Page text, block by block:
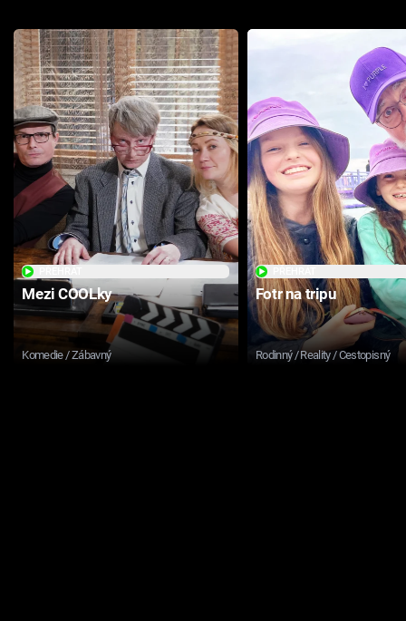
Mezi COOLky
Komedie / Zábavný
Fotr na tripu
Rodinný / Reality / Cestopisný